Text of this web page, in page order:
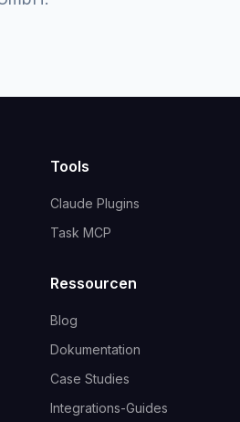
Tools
Claude Plugins
Task MCP
Ressourcen
Blog
Dokumentation
Case Studies
Integrations-Guides